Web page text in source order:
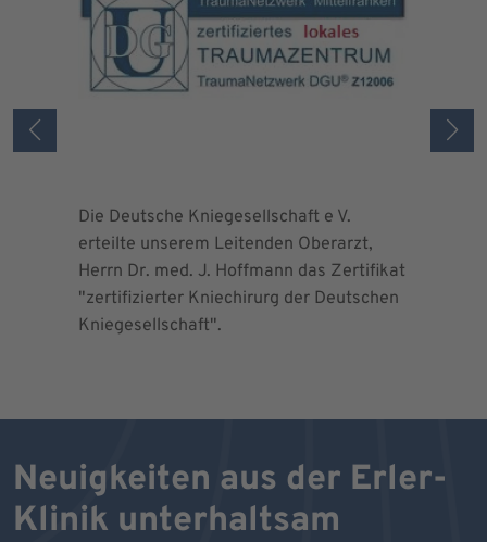
Die Deutsche Kniegesellschaft e V.
erteilte unserem Leitenden Oberarzt,
Herrn Dr. med. J. Hoffmann das Zertifikat
"zertifizierter Kniechirurg der Deutschen
Kniegesellschaft".
Neuigkeiten aus der Erler-
Klinik unterhaltsam